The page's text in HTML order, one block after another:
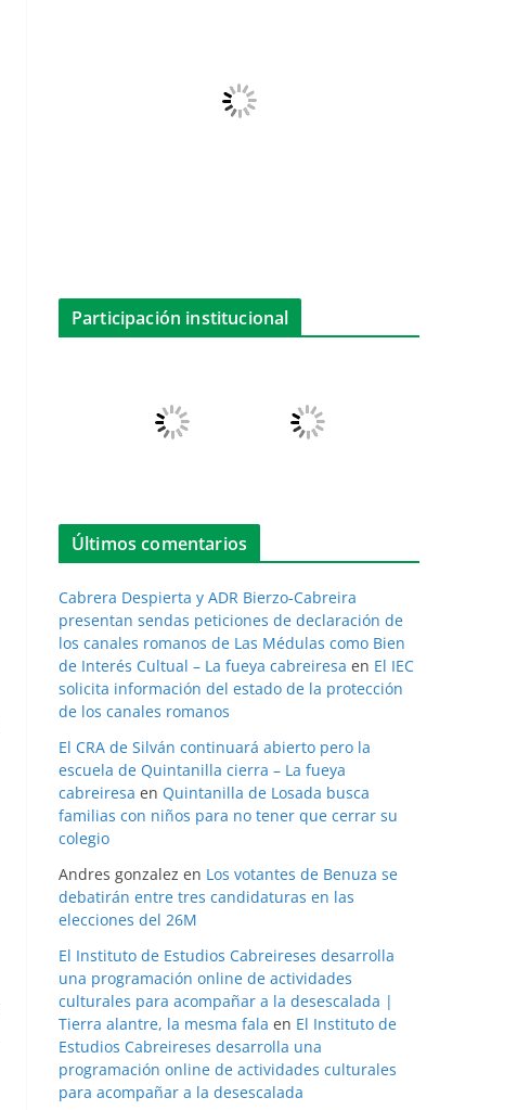
Participación institucional
Últimos comentarios
Cabrera Despierta y ADR Bierzo-Cabreira
presentan sendas peticiones de declaración de
los canales romanos de Las Médulas como Bien
de Interés Cultual – La fueya cabreiresa en El IEC
solicita información del estado de la protección
de los canales romanos
El CRA de Silván continuará abierto pero la
escuela de Quintanilla cierra – La fueya
cabreiresa en Quintanilla de Losada busca
familias con niños para no tener que cerrar su
colegio
Andres gonzalez en Los votantes de Benuza se
debatirán entre tres candidaturas en las
elecciones del 26M
El Instituto de Estudios Cabreireses desarrolla
una programación online de actividades
culturales para acompañar a la desescalada |
Tierra alantre, la mesma fala en El Instituto de
Estudios Cabreireses desarrolla una
programación online de actividades culturales
para acompañar a la desescalada